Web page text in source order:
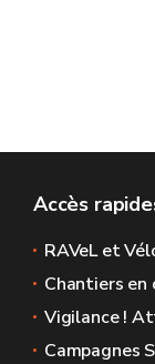
Accès
RAVeL et
Chantiers en
Vigilance !
Campagnes